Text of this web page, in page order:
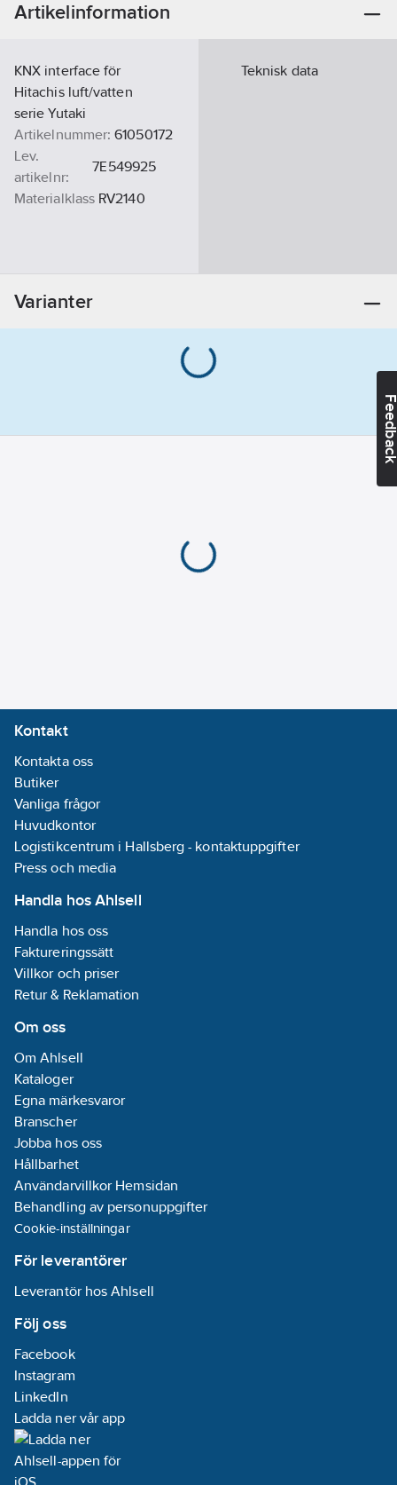
Artikelinformation
KNX interface för
Hitachis luft/vatten
serie Yutaki
Artikelnummer: 61050172
Lev.
artikelnr:
7E549925
Materialklass RV2140
Teknisk data
Varianter
Kontakt
Kontakta oss
Butiker
Vanliga frågor
Huvudkontor
Logistikcentrum i Hallsberg - kontaktuppgifter
Press och media
Handla hos Ahlsell
Handla hos oss
Faktureringssätt
Villkor och priser
Retur & Reklamation
Om oss
Om Ahlsell
Kataloger
Egna märkesvaror
Branscher
Jobba hos oss
Hållbarhet
Användarvillkor Hemsidan
Behandling av personuppgifter
Cookie-inställningar
För leverantörer
Leverantör hos Ahlsell
Följ oss
Facebook
Instagram
LinkedIn
Ladda ner vår app